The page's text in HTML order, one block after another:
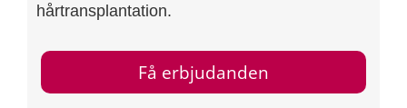
hårtransplantation.
Få erbjudanden